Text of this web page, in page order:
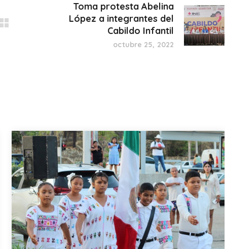
Toma protesta Abelina
López a integrantes del
Cabildo Infantil
octubre 25, 2022